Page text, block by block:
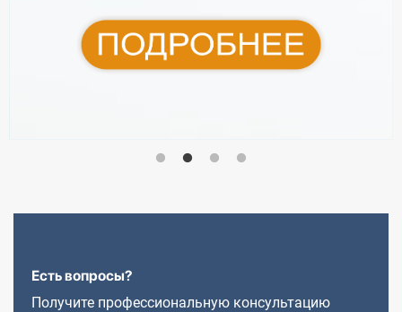
Есть вопросы?
Получите профессиональную консультацию